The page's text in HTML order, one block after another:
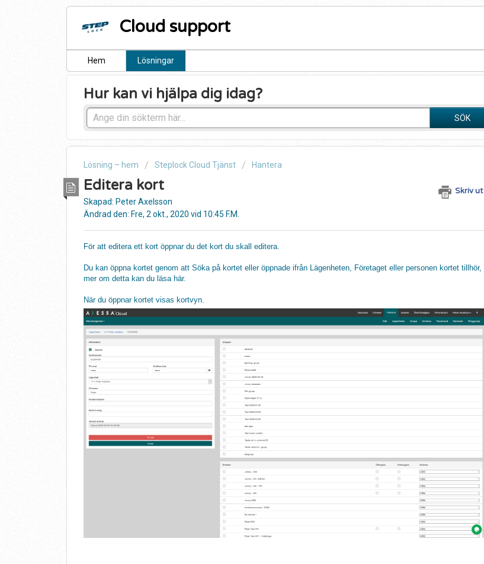
Cloud support
Hem Lösningar
Hur kan vi hjälpa dig idag?
SÖK
Lösning – hem Steplock Cloud Tjänst Hantera
Editera kort
Skriv ut
Skapad: Peter Axelsson
Ändrad den: Fre, 2 okt., 2020 vid 10:45 F.M.
För att editera ett kort öppnar du det kort du skall editera.
Du kan öppna kortet genom att Söka på kortet eller öppnade ifrån Lägenheten, Företaget eller personen kortet tillhör,
mer om detta kan du läsa här.
När du öppnar kortet visas kortvyn.